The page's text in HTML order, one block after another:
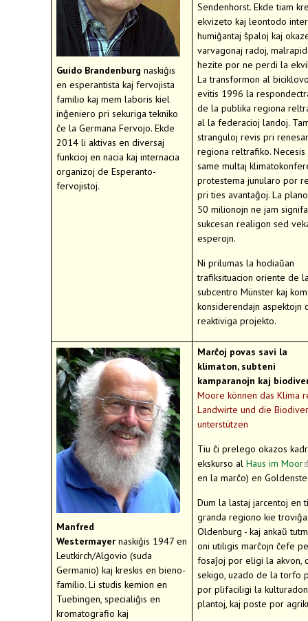
Guido Brandenburg naskiĝis
en esperantista kaj fervojista
familio kaj mem laboris kiel
inĝeniero pri sekuriga tekniko
ĉe la Germana Fervojo. Ekde
2014 li aktivas en diversaj
funkcioj en nacia kaj internacia
organizoj de Esperanto-
fervojistoj.
Sendenhorst. Ekde tiam
ekvizeto kaj leontodo inter
humiĝantaj ŝpaloj kaj
varvagonaj radoj,
hezite por ne perdi la
La transformon al
evitis 1996 la
de la publika regiona
al la federacioj landoj.
stranguloj revis pri
regiona reltrafiko. Necesis
same multaj
protestema junularo por
pri ties avantaĝoj. La
50 milionojn ne jam
sukcesan realigon sed
esperojn.
Ni prilumas la hodiaŭan
trafiksituacion oriente de
subcentro Münster kaj
konsiderendajn aspektojn
reaktiviga projekto.
Manfred
Westermayer naskiĝis 1947 en
Leutkirch/Algovio (suda
Germanio) kaj kreskis en bieno-
familio. Li studis kemion en
Tuebingen, specialiĝis en
kromatografio kaj
Marĉoj povas savi la
klimaton, subteni
kamparanojn kaj
Moore können das Klima
Landwirte und die
unterstützen
Tiu ĉi prelego okazos
ekskurso al Haus im Moor
en la marĉo) en
Dum la lastaj jarcentoj en
granda regiono kie
Oldenburg - kaj ankaŭ
oni utiligis marĉojn ĉefe
fosaĵoj por eligi la akvon,
sekigo, uzado de la torfo
por plifaciligi la
plantoj, kaj poste por